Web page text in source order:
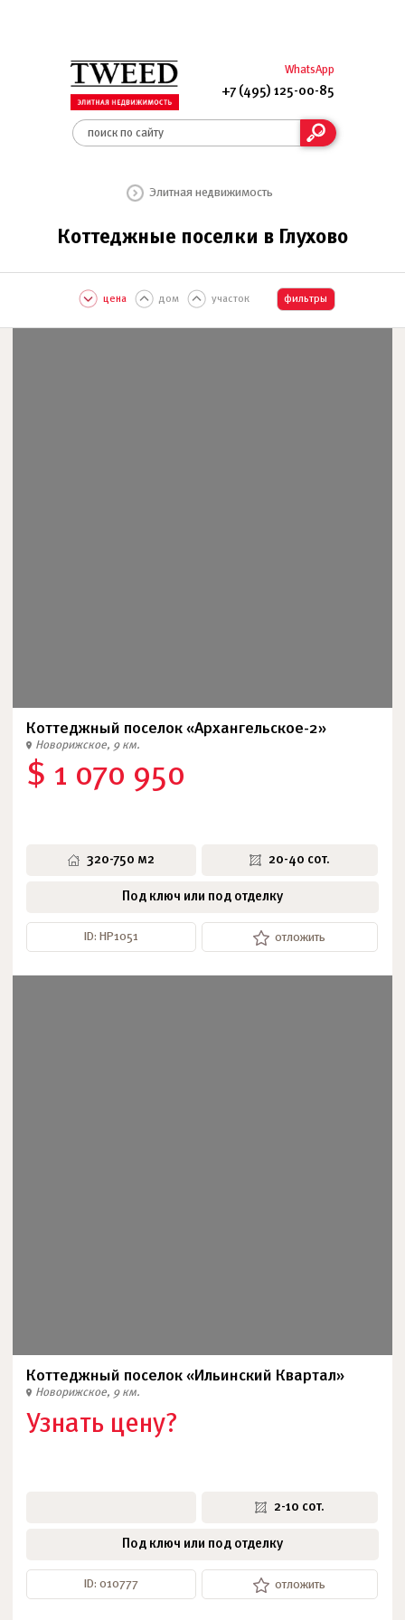
WhatsApp
+7 (495) 125-00-85
Элитная недвижимость
Коттеджные поселки в Глухово
цена дом участок фильтры
Коттеджный поселок «Архангельское-2»
Новорижское, 9 км.
$ 1 070 950
320-750 м2 20-40 сот.
Под ключ или под отделку
ID: НР1051 отложить
Коттеджный поселок «Ильинский Квартал»
Новорижское, 9 км.
Узнать цену?
2-10 сот.
Под ключ или под отделку
ID: 010777 отложить